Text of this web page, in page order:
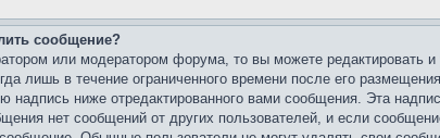
сообщение?
или модератором форума, то вы можете редактировать
лишь в течение ограниченного времени после его
ниже отредактированного вами сообщения. Эта
нет сообщений от других пользователей, и если